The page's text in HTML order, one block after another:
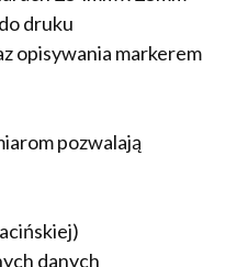
druku
opisywania markerem
pozwalają
danych